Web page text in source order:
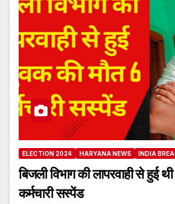
ELECTION 2024 HARYANA NEWS INDIA
बिजली विभाग की लापरवाही से हुई
कर्मचारी सस्पेंड